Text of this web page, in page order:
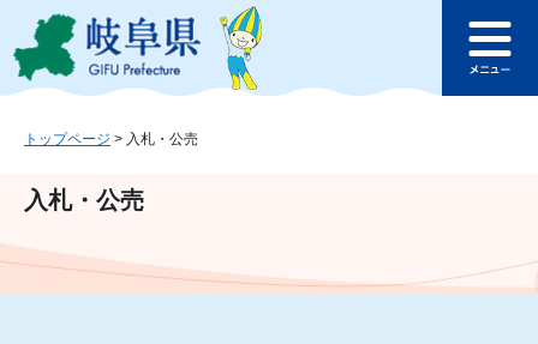
ジ
ュ
文
このページの本文へ
ュ
トップページ > 入札・公売
入札・公売